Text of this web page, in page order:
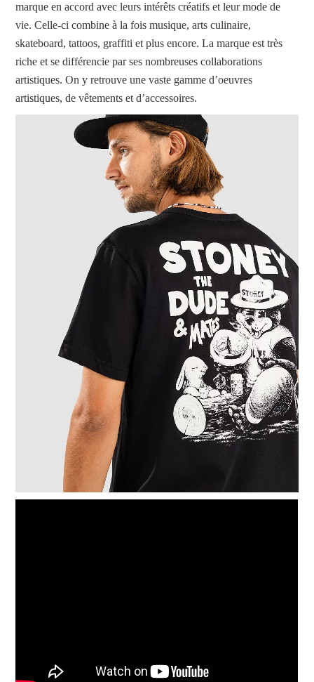
marque en accord avec leurs intérêts créatifs et leur mode de
vie. Celle-ci combine à la fois musique, arts culinaire,
skateboard, tattoos, graffiti et plus encore. La marque est très
riche et se différencie par ses nombreuses collaborations
artistiques. On y retrouve une vaste gamme d’oeuvres
artistiques, de vêtements et d’accessoires.